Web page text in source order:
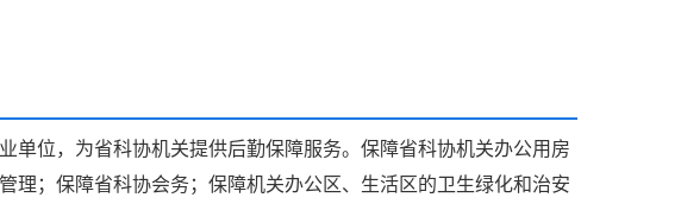
中国科协各级组织要坚持为科技工作者服务、为
单位，为省科协机关提供后勤保障服务。保障省科协机关办公用房
理；保障省科协会务；保障机关办公区、生活区的卫生绿化和治安